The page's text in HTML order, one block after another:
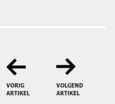
VORIG
ARTIKEL
VOLGEND
ARTIKEL